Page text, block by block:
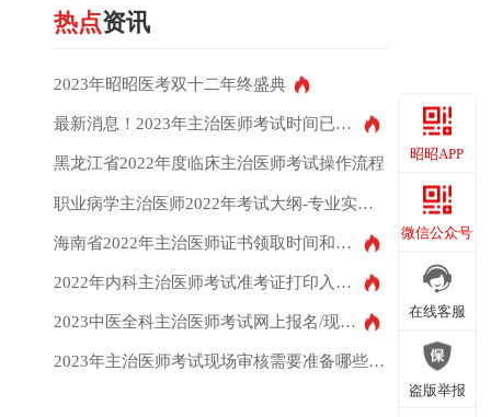
贺* 医生
韩*玲 医生 今日已打卡
李*超 同学 今日已打卡
赵* 同学 今日已打卡
郝*楠 主任 今日已打卡
王* 同学 今日已打卡
热点资讯
2023年昭昭医考双十二年终盛典
最新消息！2023年主治医师考试时间已公布
黑龙江省2022年度临床主治医师考试操作流程
职业病学主治医师2022年考试大纲-专业实践能力部分
海南省2022年主治医师证书领取时间和领取地址
2022年内科主治医师考试准考证打印入口开通时间10月
2023中医全科主治医师考试网上报名/现场审核
2023年主治医师考试现场审核需要准备哪些报名材料？
昭昭APP
昭昭APP
微信公众号
微信公众号
在线客服
在线客服
盗版举报